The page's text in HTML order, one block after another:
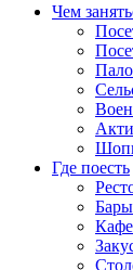
Чем
Где поесть
Бары
Кафе